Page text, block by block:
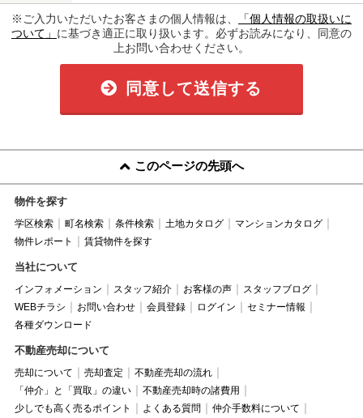
※ご入力いただいたお客さまの個人情報は、
「個人情報の取扱いに
ついて」 に基づき適正に取り扱います。必ずお読みになり、同意の
上お問い合わせください。
同意して送信する
このページの先頭へ
物件を探す
学区検索 町名検索 条件検索 土地カタログ
マンションカタログ
物件レポート
賃貸物件を探す
当社について
インフォメーション スタッフ紹介 お客様の声
スタッフブログ
WEBチラシ
お問い合わせ 会員登録 ログイン
セミナー情報
各種ダウンロード
不動産売却について
売却について 売却査定
不動産売却の流れ
「仲介」と「買取」の違い
不動産売却時の諸費用
少しでも高く売るポイント
よくある質問
仲介手数料について